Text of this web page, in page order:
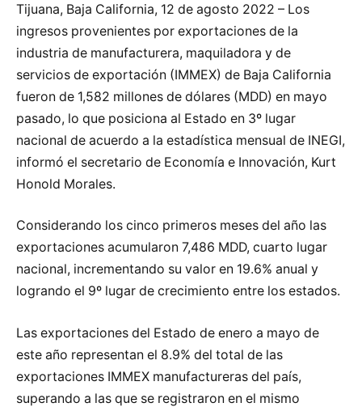
Tijuana, Baja California, 12 de agosto 2022 – Los
ingresos provenientes por exportaciones de la
industria de manufacturera, maquiladora y de
servicios de exportación (IMMEX) de Baja California
fueron de 1,582 millones de dólares (MDD) en mayo
pasado, lo que posiciona al Estado en 3º lugar
nacional de acuerdo a la estadística mensual de INEGI,
informó el secretario de Economía e Innovación, Kurt
Honold Morales.
Considerando los cinco primeros meses del año las
exportaciones acumularon 7,486 MDD, cuarto lugar
nacional, incrementando su valor en 19.6% anual y
logrando el 9º lugar de crecimiento entre los estados.
Las exportaciones del Estado de enero a mayo de
este año representan el 8.9% del total de las
exportaciones IMMEX manufactureras del país,
superando a las que se registraron en el mismo